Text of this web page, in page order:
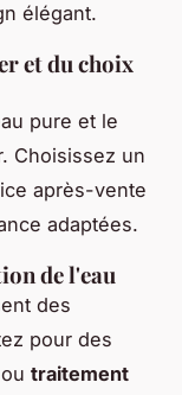
élégant.
et du choix
pure et le
Choisissez un
après-vente
adaptées.
de l'eau
des
pour des
ou traitement